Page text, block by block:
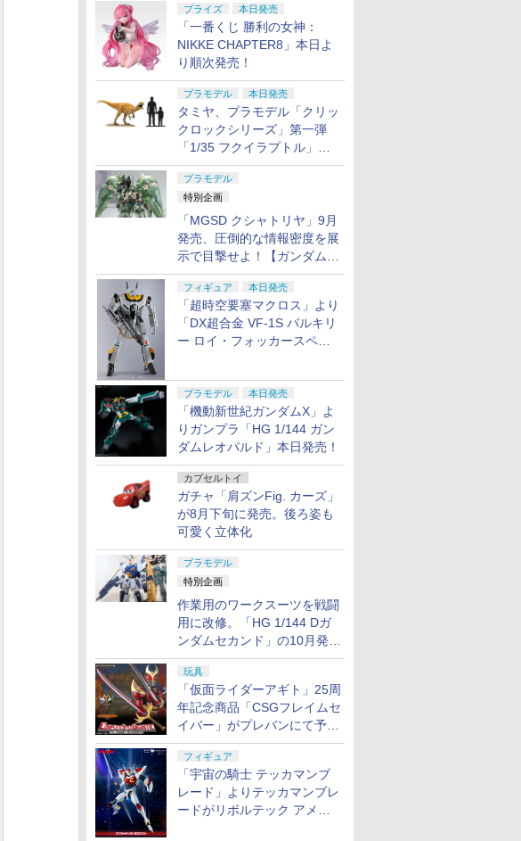
がお買い得！
プライズ 本日発売
「一番くじ 勝利の女神：
NIKKE CHAPTER8」本日よ
り順次発売！
プラモデル 本日発売
タミヤ、プラモデル「クリッ
クロックシリーズ」第一弾
「1/35 フクイラプトル」本
日発売！
プラモデル
特別企画
「MGSD クシャトリヤ」9月
発売、圧倒的な情報密度を展
示で目撃せよ！【ガンダムベ
ース撮り下ろし】
フィギュア 本日発売
「超時空要塞マクロス」より
「DX超合金 VF-1S バルキリ
ー ロイ・フォッカースペシ
プラモデル 本日発売
「機動新世紀ガンダムX」よ
りガンプラ「HG 1/144 ガン
ダムレオパルド」本日発売！
カプセルトイ
ガチャ「肩ズンFig. カーズ」
が8月下旬に発売。後ろ姿も
可愛く立体化
プラモデル
特別企画
作業用のワークスーツを戦闘
用に改修。「HG 1/144 Dガ
ンダムセカンド」の10月発送
分が予約受付中【ガンダムベ
ース撮り下ろし】
玩具
「仮面ライダーアギト」25周
年記念商品「CSGフレイムセ
イバー」がプレバンにて予約
開始
フィギュア
「宇宙の騎士 テッカマンブ
レード」よりテッカマンブレ
ードがリボルテック アメイ